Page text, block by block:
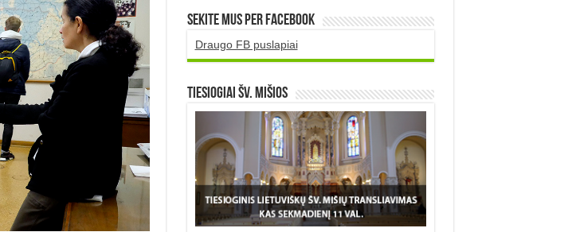
Sekite mus per Facebook
Draugo FB puslapiai
TIESIOGIAI šv. MIŠIOS